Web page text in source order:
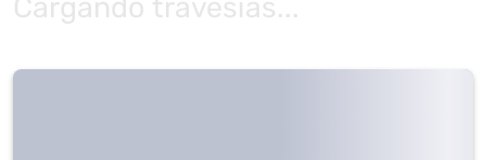
Cargando travesías...